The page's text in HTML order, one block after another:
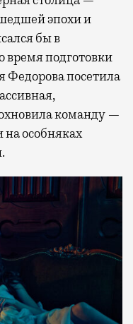
эпохи и
бы в
подготовки
посетила
команду —
на особняках